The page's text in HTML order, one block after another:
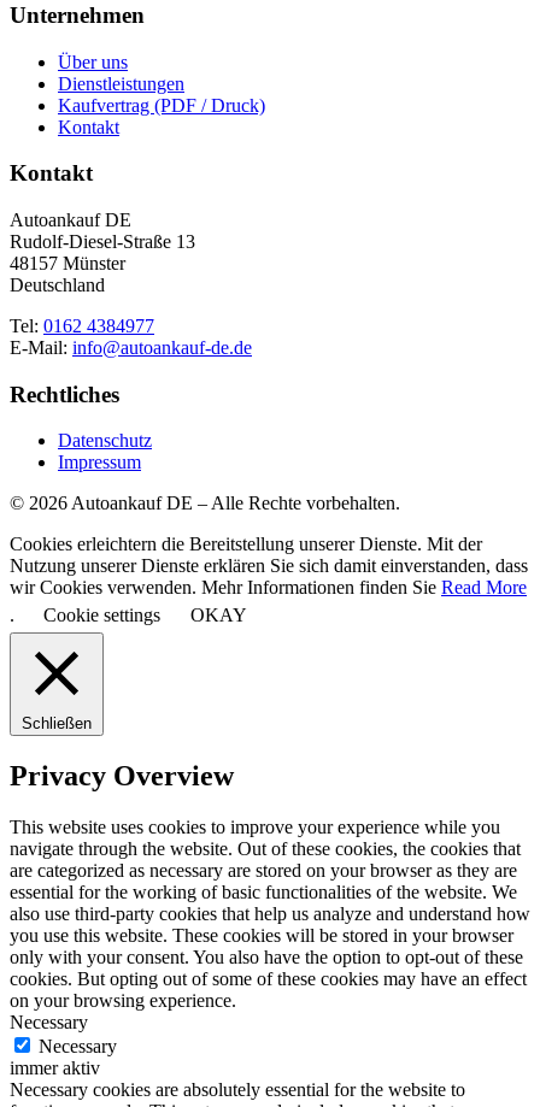
Unternehmen
Über uns
Dienstleistungen
Kaufvertrag (PDF / Druck)
Kontakt
Kontakt
Autoankauf DE
Rudolf-Diesel-Straße 13
48157 Münster
Deutschland
Tel: 0162 4384977
E-Mail: info@autoankauf-de.de
Rechtliches
Datenschutz
Impressum
© 2026 Autoankauf DE – Alle Rechte vorbehalten.
Cookies erleichtern die Bereitstellung unserer Dienste. Mit der
Nutzung unserer Dienste erklären Sie sich damit einverstanden, dass
wir Cookies verwenden. Mehr Informationen finden Sie Read More
.
Cookie settings OKAY
Schließen
Privacy Overview
This website uses cookies to improve your experience while you
navigate through the website. Out of these cookies, the cookies that
are categorized as necessary are stored on your browser as they are
essential for the working of basic functionalities of the website. We
also use third-party cookies that help us analyze and understand how
you use this website. These cookies will be stored in your browser
only with your consent. You also have the option to opt-out of these
cookies. But opting out of some of these cookies may have an effect
on your browsing experience.
Necessary
Necessary
immer aktiv
Necessary cookies are absolutely essential for the website to